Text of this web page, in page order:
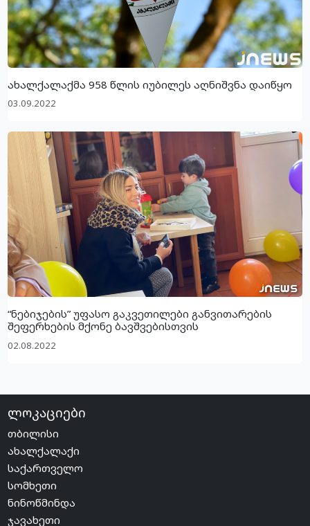
ახალქალაქმა 958 წლის იუბილეს აღნიშვნა დაიწყო
03.09.2022
“ნებიჯების” უფასო გაკვეთილები განვითარების
შეფერხების მქონე ბავშვებისთვის
02.08.2022
ლოკაციები
თბილისი
ახალქალაქი
საქართველო
სომხეთი
ნინოწმინდა
ჯავახეთი